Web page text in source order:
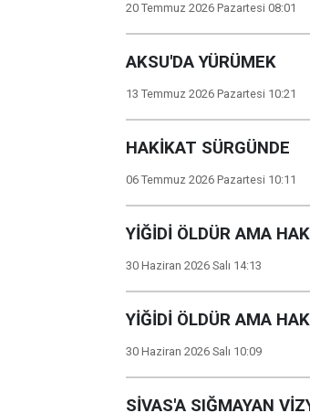
20 Temmuz 2026 Pazartesi 08:01
AKSU'DA YÜRÜMEK
13 Temmuz 2026 Pazartesi 10:21
HAKİKAT SÜRGÜNDE
06 Temmuz 2026 Pazartesi 10:11
YİĞİDİ ÖLDÜR AMA
30 Haziran 2026 Salı 14:13
YİĞİDİ ÖLDÜR AMA
30 Haziran 2026 Salı 10:09
SİVAS'A SIĞMAYAN